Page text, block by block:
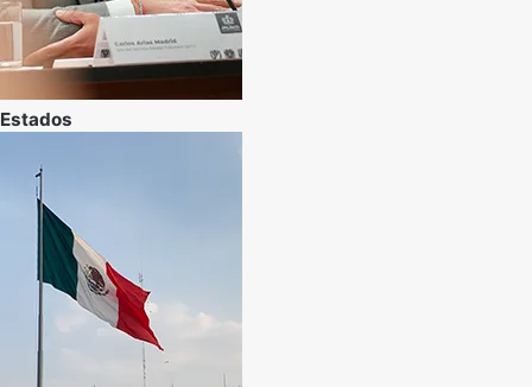
Estados